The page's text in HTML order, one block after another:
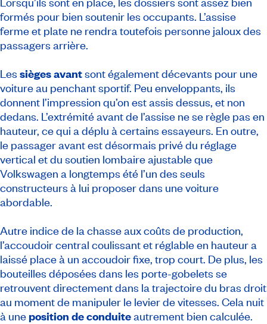
formés pour bien soutenir les occupants. L’assise
ferme et plate ne rendra toutefois personne jaloux des
passagers arrière.
Les sièges avantsont également décevants pour une
voiture au penchant sportif. Peu enveloppants, ils
donnent l’impression qu’on est assis dessus, et non
dedans. L’extrémité avant de l’assise ne se règle pas en
hauteur, ce qui a déplu à certains essayeurs. En outre,
le passager avant est désormais privé du réglage
vertical et du soutien lombaire ajustable que
Volkswagen a longtemps été l’un des seuls
constructeurs à lui proposer dans une voiture
abordable.
Autre indice de la chasse aux coûts de production,
l’accoudoir central coulissant et réglable en hauteur a
laissé place à un accoudoir fixe, trop court. De plus, les
bouteilles déposées dans les porte-gobelets se
retrouvent directement dans la trajectoire du bras droit
au moment de manipuler le levier de vitesses. Cela nuit
à une position de conduiteautrement bien calculée.